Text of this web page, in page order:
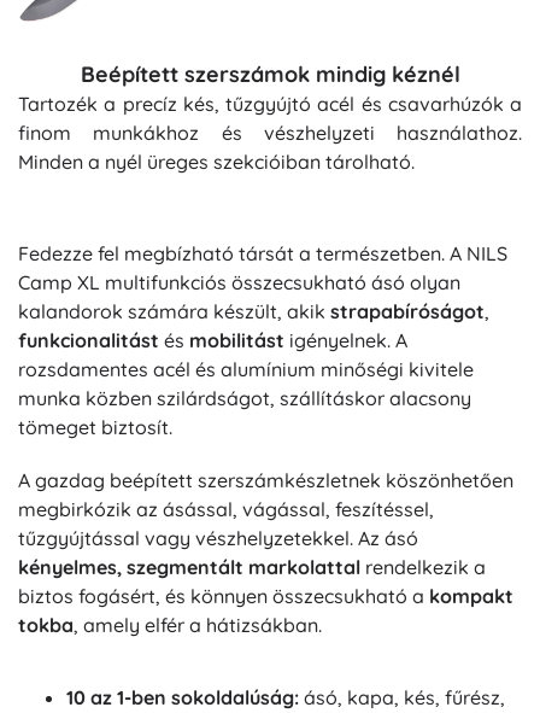
Beépített szerszámok mindig kéznél
Tartozék a precíz kés, tűzgyújtó acél és csavarhúzók a
finom munkákhoz és vészhelyzeti használathoz.
Minden a nyél üreges szekcióiban tárolható.
Fedezze fel megbízható társát a természetben. A NILS
Camp XL multifunkciós összecsukható ásó olyan
kalandorok számára készült, akik strapabíróságot,
funkcionalitást és mobilitást igényelnek. A
rozsdamentes acél és alumínium minőségi kivitele
munka közben szilárdságot, szállításkor alacsony
tömeget biztosít.
A gazdag beépített szerszámkészletnek köszönhetően
megbirkózik az ásással, vágással, feszítéssel,
tűzgyújtással vagy vészhelyzetekkel. Az ásó
kényelmes, szegmentált markolattal rendelkezik a
biztos fogásért, és könnyen összecsukható a kompakt
tokba, amely elfér a hátizsákban.
10 az 1-ben sokoldalúság: ásó, kapa, kés, fűrész,